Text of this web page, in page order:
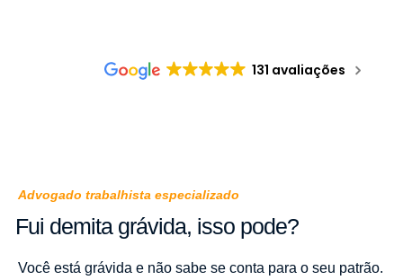
131 avaliações
Advogado trabalhista especializado
Fui demita grávida, isso pode?
Você está grávida e não sabe se conta para o seu patrão.